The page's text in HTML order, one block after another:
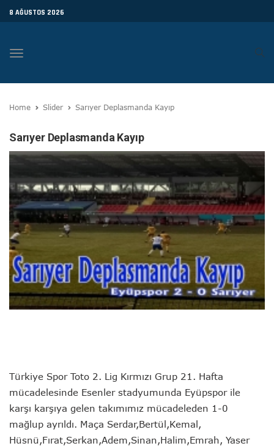
8 AĞUSTOS 2026
Toggle
Home Slider Sarıyer Deplasmanda Kayıp
Sarıyer Deplasmanda Kayıp
Türkiye Spor Toto 2. Lig Kırmızı Grup 21. Hafta
mücadelesinde Esenler stadyumunda Eyüpspor ile
karşı karşıya gelen takımımız mücadeleden 1-0
mağlup ayrıldı. Maça Serdar,Bertül,Kemal,
Hüsnü,Fırat,Serkan,Adem,Sinan,Halim,Emrah, Yaser